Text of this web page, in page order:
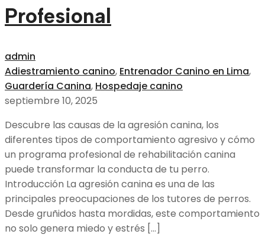
Profesional
admin
Adiestramiento canino, Entrenador Canino en Lima,
Guardería Canina, Hospedaje canino
septiembre 10, 2025
Descubre las causas de la agresión canina, los
diferentes tipos de comportamiento agresivo y cómo
un programa profesional de rehabilitación canina
puede transformar la conducta de tu perro.
Introducción La agresión canina es una de las
principales preocupaciones de los tutores de perros.
Desde gruñidos hasta mordidas, este comportamiento
no solo genera miedo y estrés […]